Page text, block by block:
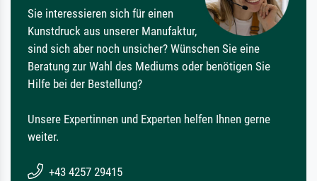
Sie interessieren sich für einen
Kunstdruck aus unserer Manufaktur,
sind sich aber noch unsicher? Wünschen Sie eine
Beratung zur Wahl des Mediums oder benötigen Sie
Hilfe bei der Bestellung?
Unsere Expertinnen und Experten helfen Ihnen gerne
weiter.
+43 4257 29415